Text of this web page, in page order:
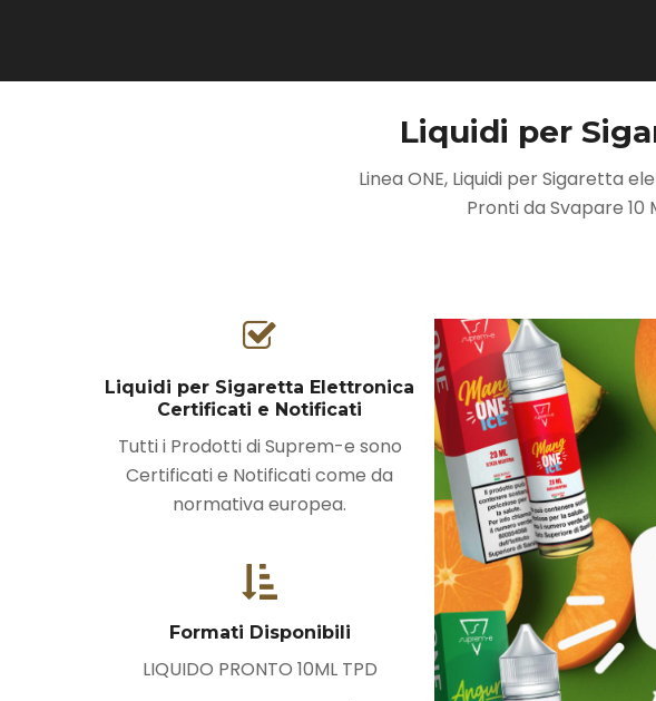
Liquidi per
Linea ONE, Liquidi per Sigaretta
Pronti da Svapare 10
Liquidi per Sigaretta Elettronica
Certificati e Notificati
Tutti i Prodotti di Suprem-e sono
Certificati e Notificati come da
normativa europea.
Formati Disponibili
LIQUIDO PRONTO 10ML TPD